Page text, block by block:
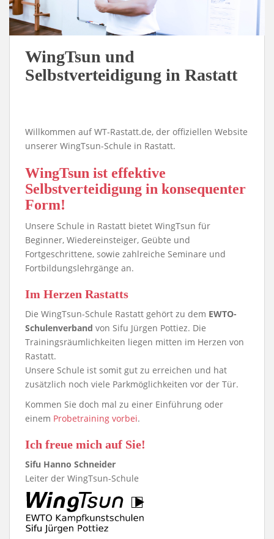
WingTsun und
Selbstverteidigung in Rastatt
Willkommen auf WT-Rastatt.de, der offiziellen Website
unserer WingTsun-Schule in Rastatt.
WingTsun ist effektive
Selbstverteidigung in konsequenter
Form!
Unsere Schule in Rastatt bietet WingTsun für
Beginner, Wiedereinsteiger, Geübte und
Fortgeschrittene, sowie zahlreiche Seminare und
Fortbildungslehrgänge an.
Im Herzen Rastatts
Die WingTsun-Schule Rastatt gehört zu dem EWTO-
Schulenverband von Sifu Jürgen Pottiez. Die
Trainingsräumlichkeiten liegen mitten im Herzen von
Rastatt.
Unsere Schule ist somit gut zu erreichen und hat
zusätzlich noch viele Parkmöglichkeiten vor der Tür.
Kommen Sie doch mal zu einer Einführung oder
einem Probetraining vorbei.
Ich freue mich auf Sie!
Sifu Hanno Schneider
Leiter der WingTsun-Schule